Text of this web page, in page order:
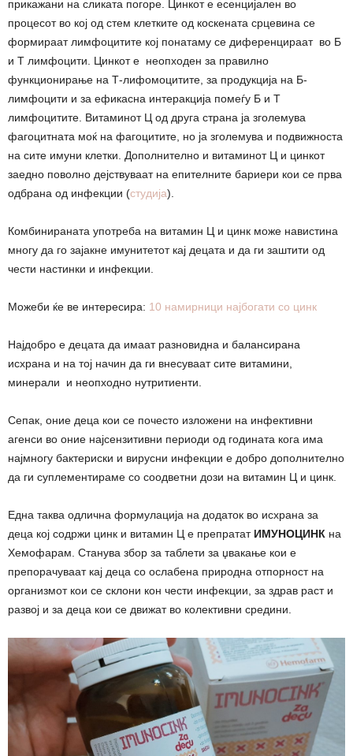
прикажани на сликата погоре. Цинкот е есенцијален во
процесот во кој од стем клетките од коскената срцевина се
формираат лимфоцитите кој понатаму се диференцираат во Б
и Т лимфоцити. Цинкот е неопходен за правилно
функционирање на Т-лифомоцитите, за продукција на Б-
лимфоцити и за ефикасна интеракција помеѓу Б и Т
лимфоцитите. Витаминот Ц од друга страна ја зголемува
фагоцитната моќ на фагоцитите, но ја зголемува и подвижноста
на сите имуни клетки. Дополнително и витаминот Ц и цинкот
заедно поволно дејствуваат на епителните бариери кои се прва
одбрана од инфекции (студија).
Комбинираната употреба на витамин Ц и цинк може навистина
многу да го зајакне имунитетот кај децата и да ги заштити од
чести настинки и инфекции.
Можеби ќе ве интересира: 10 намирници најбогати со цинк
Најдобро е децата да имаат разновидна и балансирана
исхрана и на тој начин да ги внесуваат сите витамини,
минерали и неопходно нутритиенти.
Сепак, оние деца кои се почесто изложени на инфективни
агенси во оние најсензитивни периоди од годината кога има
најмногу бактериски и вирусни инфекции е добро дополнително
да ги суплементираме со соодветни дози на витамин Ц и цинк.
Една таква одлична формулација на додаток во исхрана за
деца кој содржи цинк и витамин Ц е препратат ИМУНОЦИНК на
Хемофарам. Станува збор за таблети за џвакање кои е
препорачуваат кај деца со ослабена природна отпорност на
организмот кои се склони кон чести инфекции, за здрав раст и
развој и за деца кои се движат во колективни средини.